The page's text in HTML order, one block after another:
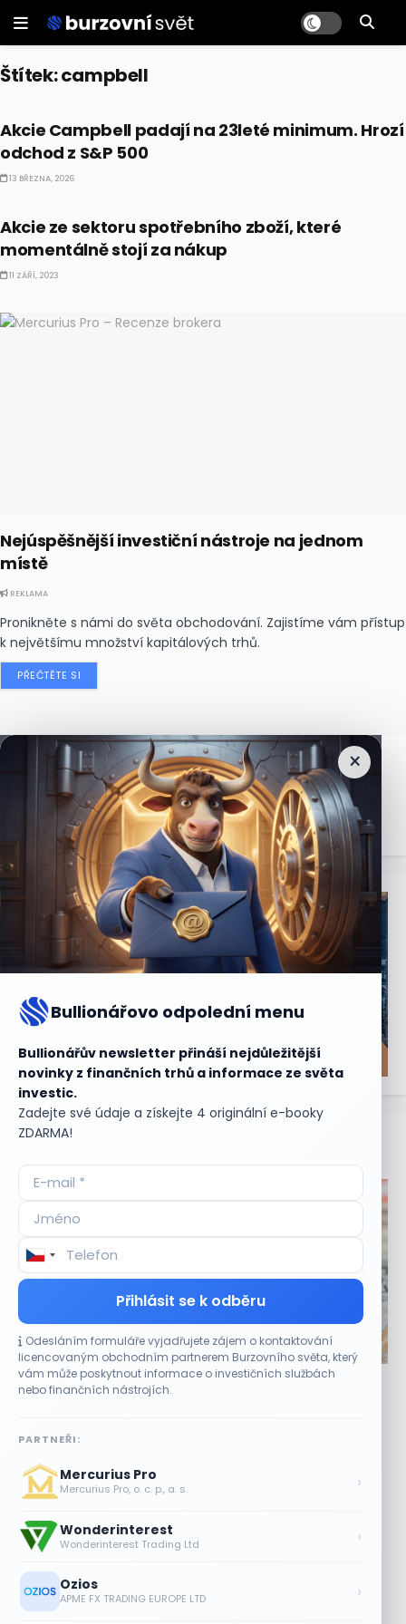
Štítek:campbell
Akcie Campbell padají na 23leté minimum. Hrozí
odchod z S&P 500
13 BŘEZNA, 2026
Akcie ze sektoru spotřebního zboží, které
momentálně stojí za nákup
11 ZÁŘÍ, 2023
Nejúspěšnější investiční nástroje na jednom
místě
REKLAMA
Pronikněte s námi do světa obchodování. Zajistíme vám přístup
k největšímu množství kapitálových trhů.
PŘEČTĚTE SI
×
Bullionářovo odpolední menu
Bullionářův newsletter přináší nejdůležitější
novinky z finančních trhů a informace ze světa
investic.
Zadejte své údaje a získejte 4 originální e-booky
ZDARMA!
Přihlásit se k odběru
Odesláním formuláře vyjadřujete zájem o kontaktování
licencovaným obchodním partnerem Burzovního světa, který
vám může poskytnout informace o investičních službách
nebo finančních nástrojích.
PARTNEŘI:
Mercurius Pro
Mercurius Pro, o. c. p., a. s. ›
Wonderinterest
Wonderinterest Trading Ltd ›
Ozios
APME FX TRADING EUROPE LTD ›
Nejčtenějšízprávy
Aktuální
CO HÝBE TRHEM
Optimismus investorů podle Bank of America
dosáhl maxima od roku 2021
Optimismus investorů se podle interního ukazatele Bank
of America (BAC) dostal na nejvyšší...
Etsy překonala odhady tržeb, objem
prodejů vzrostl meziročně o 7,5 %